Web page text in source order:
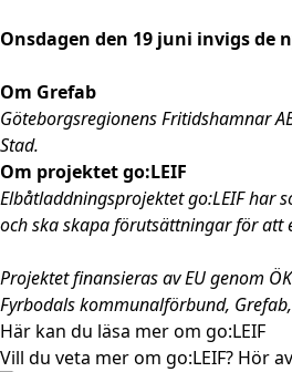
Onsdagen den 19 juni invigs
Om Grefab
Göteborgsregionens Fritidshamnar
Stad.
Om projektet go:LEIF
Elbåtladdningsprojektet go:LEIF har
och ska skapa förutsättningar för att
Projektet finansieras av EU genom
Fyrbodals kommunalförbund,
Här kan du läsa mer om go:LEIF
Vill du veta mer om go:LEIF? Hör